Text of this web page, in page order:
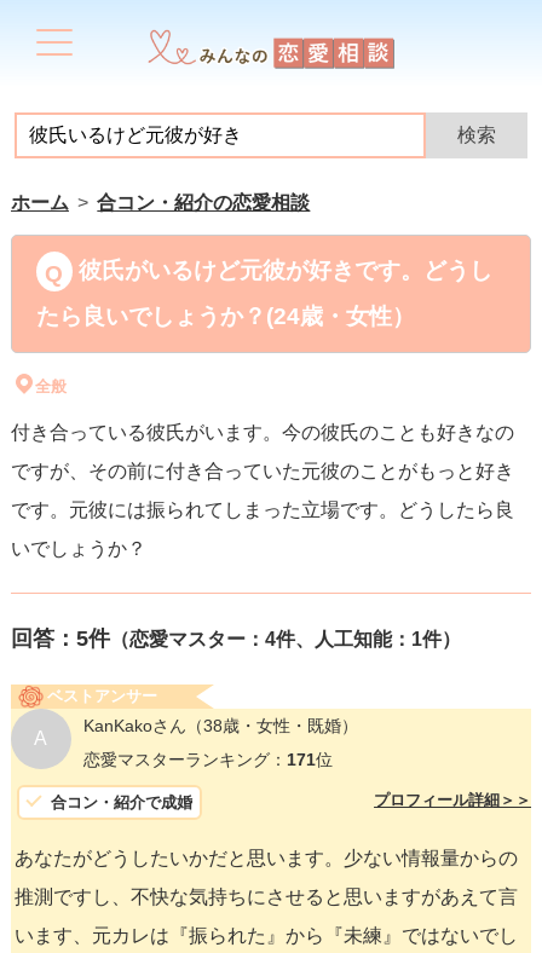
ホーム 合コン・紹介の恋愛相談
彼氏がいるけど元彼が好きです。どうし
たら良いでしょうか？(24歳・女性）
全般
付き合っている彼氏がいます。今の彼氏のことも好きなの
ですが、その前に付き合っていた元彼のことがもっと好き
です。元彼には振られてしまった立場です。どうしたら良
いでしょうか？
回答： 5件（恋愛マスター：4件、人工知能：1件）
ベストアンサー
A
KanKakoさん （38歳・女性・既婚）
恋愛マスターランキング： 171位
合コン・紹介で成婚 プロフィール詳細＞＞
あなたがどうしたいかだと思います。少ない情報量からの
推測ですし、不快な気持ちにさせると思いますがあえて言
います、元カレは『振られた』から『未練』ではないでし